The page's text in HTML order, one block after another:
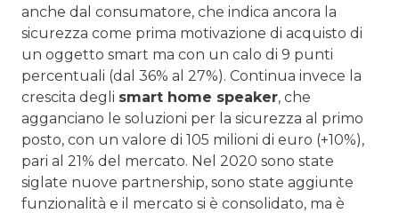
anche dal consumatore, che indica ancora la
sicurezza come prima motivazione di acquisto di
un oggetto smart ma con un calo di 9 punti
percentuali (dal 36% al 27%). Continua invece la
crescita degli smart home speaker, che
agganciano le soluzioni per la sicurezza al primo
posto, con un valore di 105 milioni di euro (+10%),
pari al 21% del mercato. Nel 2020 sono state
siglate nuove partnership, sono state aggiunte
funzionalità e il mercato si è consolidato, ma è